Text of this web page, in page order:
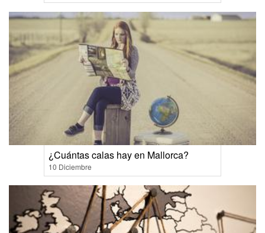
¿Cuántas calas hay en Mallorca?
10 Diciembre